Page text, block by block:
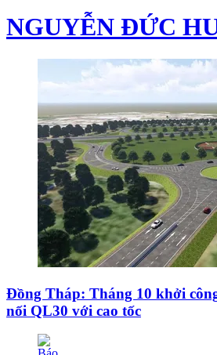
NGUYỄN ĐỨC
Đồng Tháp: Tháng 10 khởi
nối QL30 với cao tốc